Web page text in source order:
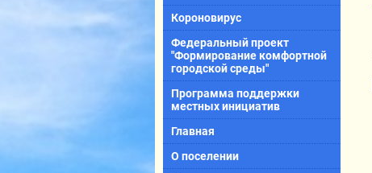
Короновирус
Федеральный проект
"Формирование комфортной
городской среды"
Программа поддержки
местных инициатив
Главная
О поселении